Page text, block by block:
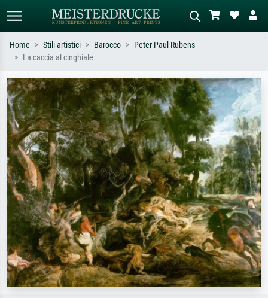
Cerca per artista, titolo o stile – es.
Monet, Notte stellata,
Impressionismo, onda di Hokusai,
nudo.
Descrivi la scena – es. prato verde,
astratto con molto rosso, dipinto a
olio scuro, nudo in piedi vicino a un
albero.
Home Stili artistici Barocco
Peter Paul Rubens
La caccia al cinghiale